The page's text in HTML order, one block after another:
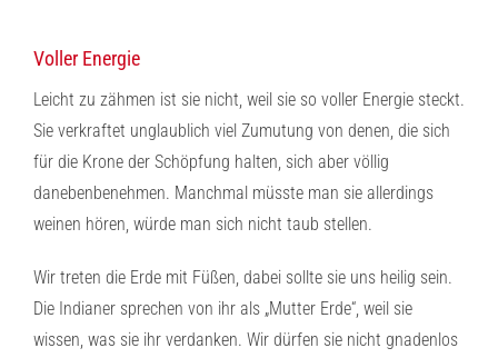
Voller Energie
Leicht zu zähmen ist sie nicht, weil sie so voller Energie steckt.
Sie verkraftet unglaublich viel Zumutung von denen, die sich
für die Krone der Schöpfung halten, sich aber völlig
danebenbenehmen. Manchmal müsste man sie allerdings
weinen hören, würde man sich nicht taub stellen.
Wir treten die Erde mit Füßen, dabei sollte sie uns heilig sein.
Die Indianer sprechen von ihr als „Mutter Erde“, weil sie
wissen, was sie ihr verdanken. Wir dürfen sie nicht gnadenlos